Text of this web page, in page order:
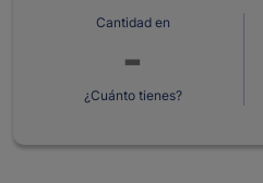
Cantidad en
¿Cuánto tienes?